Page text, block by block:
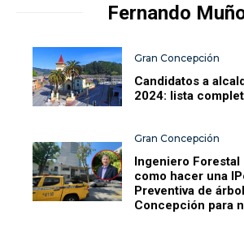
Fernando
Gran Concepción
Candidatos a
2024: lista
Gran Concepción
Ingeniero Forestal
como hacer una
Preventiva de
Concepción para